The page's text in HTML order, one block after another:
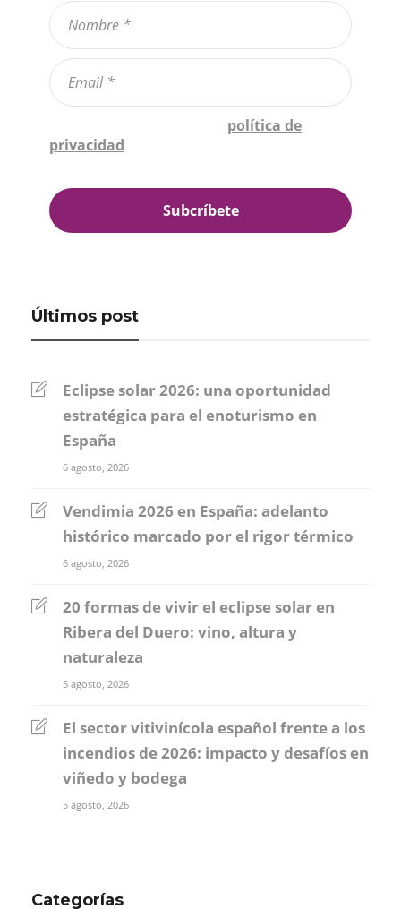
política de
privacidad
Últimos post
Eclipse solar 2026: una oportunidad
estratégica para el enoturismo en
España
6 agosto, 2026
Vendimia 2026 en España: adelanto
histórico marcado por el rigor térmico
6 agosto, 2026
20 formas de vivir el eclipse solar en
Ribera del Duero: vino, altura y
naturaleza
5 agosto, 2026
El sector vitivinícola español frente a los
incendios de 2026: impacto y desafíos en
viñedo y bodega
5 agosto, 2026
Categorías